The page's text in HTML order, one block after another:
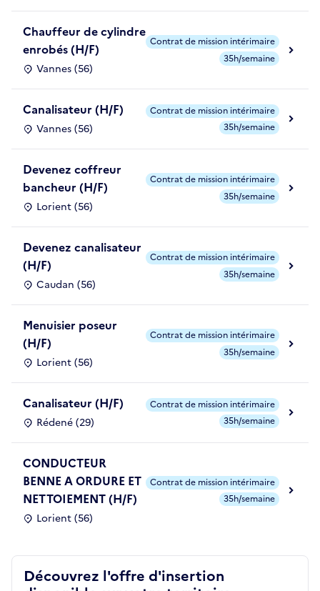
Chauffeur de cylindre
enrobés (H/F)
Vannes (56)
Contrat de mission intérimaire
35h/semaine
Canalisateur (H/F)
Vannes (56)
Contrat de mission intérimaire
35h/semaine
Devenez coffreur
bancheur (H/F)
Lorient (56)
Contrat de mission intérimaire
35h/semaine
Devenez canalisateur
(H/F)
Caudan (56)
Contrat de mission intérimaire
35h/semaine
Menuisier poseur
(H/F)
Lorient (56)
Contrat de mission intérimaire
35h/semaine
Canalisateur (H/F)
Rédené (29)
Contrat de mission intérimaire
35h/semaine
CONDUCTEUR
BENNE A ORDURE ET
NETTOIEMENT (H/F)
Lorient (56)
Contrat de mission intérimaire
35h/semaine
Découvrez l'offre d'insertion